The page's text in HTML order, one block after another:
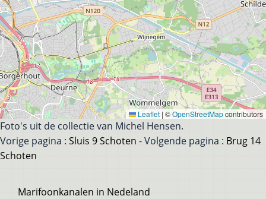
Leaflet | ©OpenStreetMapcontributors
Foto's uit de collectie van Michel Hensen.
Vorige pagina : Sluis 9 Schoten - Volgende pagina : Brug 14
Schoten
Voet
Marifoonkanalen in Nedeland